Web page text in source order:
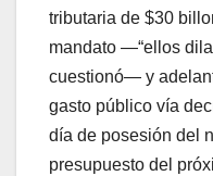
tributaria de $30
mandato —“ellos
cuestionó— y
gasto público vía
día de posesión del
presupuesto del